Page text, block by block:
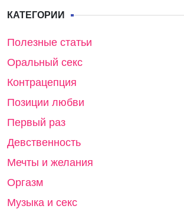
КАТЕГОРИИ
Полезные статьи
Оральный секс
Контрацепция
Позиции любви
Первый раз
Девственность
Мечты и желания
Оргазм
Музыка и секс